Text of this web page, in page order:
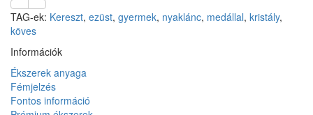
TAG-ek: Kereszt, ezüst, gyermek, nyaklánc, medállal, kristály,
köves
Információk
Ékszerek anyaga
Fémjelzés
Fontos információ